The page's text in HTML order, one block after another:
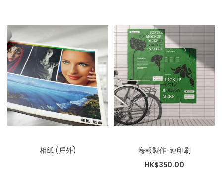
相紙 (戶外)
海報製作-連印刷
HK$350.00